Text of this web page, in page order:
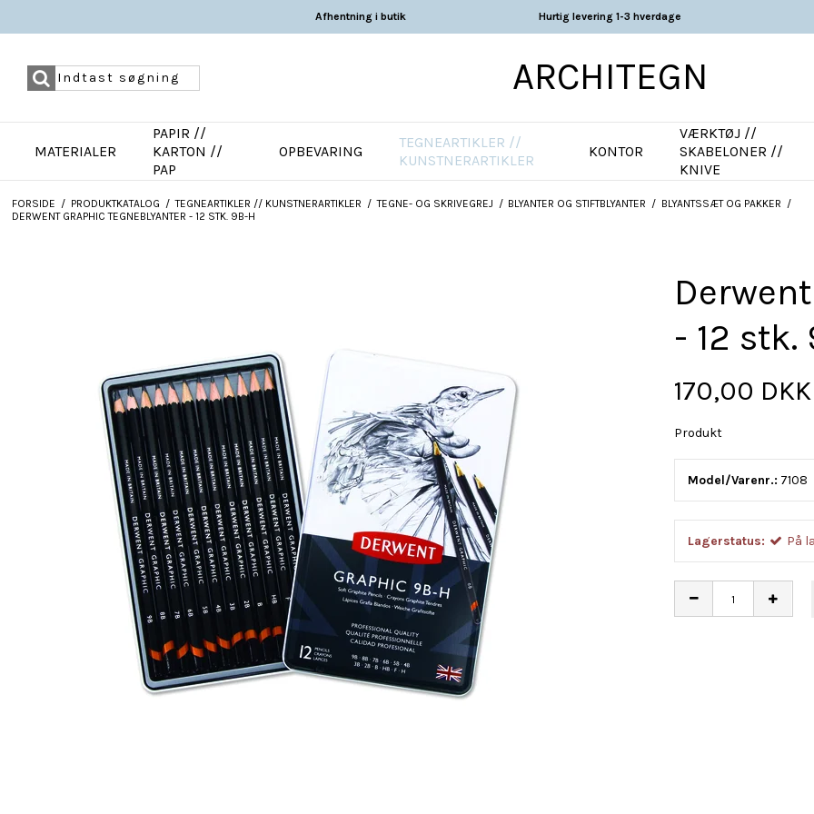
Afhentning i butik Hurtig levering 1-3 hverdage
ARCHITEGN
MATERIALER
PAPIR //
KARTON //
PAP
OPBEVARING
TEGNEARTIKLER //
KUNSTNERARTIKLER
KONTOR
VÆRKTØJ //
SKABELONER //
KNIVE
FORSIDE / PRODUKTKATALOG / TEGNEARTIKLER // KUNSTNERARTIKLER / TEGNE- OG SKRIVEGREJ / BLYANTER OG STIFTBLYANTER / BLYANTSSÆT OG PAKKER /
DERWENT GRAPHIC TEGNEBLYANTER - 12 STK. 9B-H
- 12 stk.
170,00 DKK
Produkt
Model/Varenr.: 7108
Lagerstatus: På